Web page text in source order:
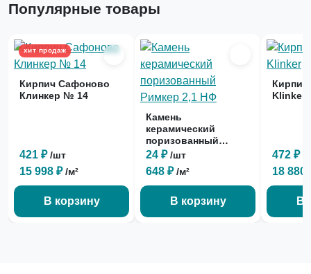
Популярные товары
Кирпич Сафоново
Клинкер № 14
421 ₽/шт
15 998 ₽/м²
хит продаж
В корзину
Камень
керамический
поризованный
Римкер 2,1 НФ
24 ₽/шт
648 ₽/м²
В корзину
Кирпич
Klinker
472 ₽
18 880
В